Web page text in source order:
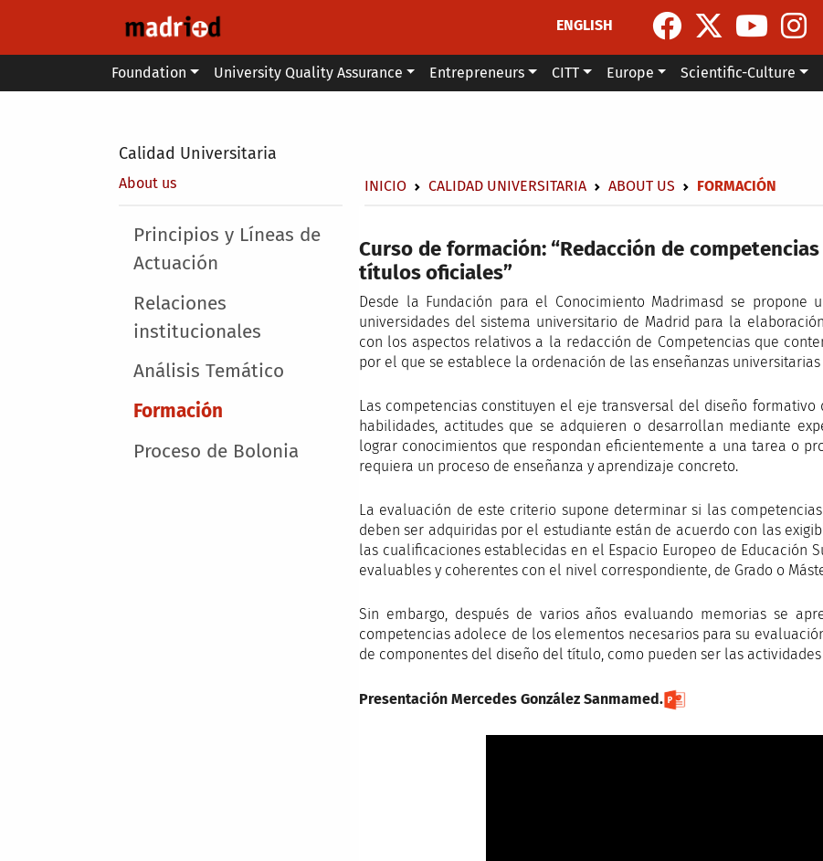
ENGLISH
Main menu
Foundation University Quality Assurance Entrepreneurs CITT Europe Scientific-Culture
Calidad Universitaria
About us Breadcrumb
INICIO CALIDAD UNIVERSITARIA ABOUT US FORMACIÓN
Main menu
Principios y Líneas de
Actuación
Relaciones
institucionales
Análisis Temático
Formación
Proceso de Bolonia
Curso de formación: “Redacción de
títulos oficiales”
Desde la Fundación para el Conocimiento Madrimasd se
universidades del sistema universitario de Madrid para la
con los aspectos relativos a la redacción de Competencias que
por el que se establece la ordenación de las enseñanzas
Las competencias constituyen el eje transversal del diseño
habilidades, actitudes que se adquieren o desarrollan mediante
lograr conocimientos que respondan eficientemente a una tarea o
requiera un proceso de enseñanza y aprendizaje concreto.
La evaluación de este criterio supone determinar si las
deben ser adquiridas por el estudiante están de acuerdo con las
las cualificaciones establecidas en el Espacio Europeo de Educación
evaluables y coherentes con el nivel correspondiente, de Grado o
Sin embargo, después de varios años evaluando memorias se
competencias adolece de los elementos necesarios para su
de componentes del diseño del título, como pueden ser las
Presentación Mercedes González Sanmamed.